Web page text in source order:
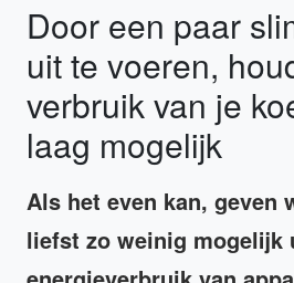
Door een paar
uit te voeren,
verbruik van je
laag mogelijk
Als het even kan, geven
liefst zo weinig mogelijk